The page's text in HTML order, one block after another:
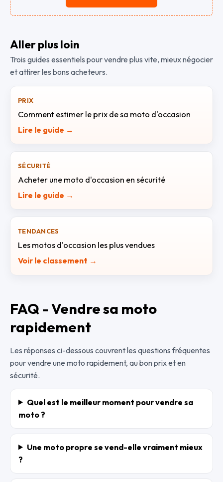
Aller plus loin
Trois guides essentiels pour vendre plus vite, mieux négocier
et attirer les bons acheteurs.
PRIX
Comment estimer le prix de sa moto d'occasion
Lire le guide →
SÉCURITÉ
Acheter une moto d'occasion en sécurité
Lire le guide →
TENDANCES
Les motos d'occasion les plus vendues
Voir le classement →
FAQ - Vendre sa moto
rapidement
Les réponses ci-dessous couvrent les questions fréquentes
pour vendre une moto rapidement, au bon prix et en
sécurité.
Quel est le meilleur moment pour vendre sa
moto ?
Une moto propre se vend-elle vraiment mieux
?